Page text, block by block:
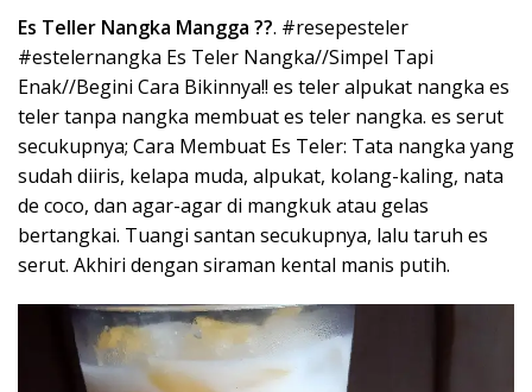
Es Teller Nangka Mangga ??. #resepesteler
#estelernangka Es Teler Nangka//Simpel Tapi
Enak//Begini Cara Bikinnya!! es teler alpukat nangka es
teler tanpa nangka membuat es teler nangka. es serut
secukupnya; Cara Membuat Es Teler: Tata nangka yang
sudah diiris, kelapa muda, alpukat, kolang-kaling, nata
de coco, dan agar-agar di mangkuk atau gelas
bertangkai. Tuangi santan secukupnya, lalu taruh es
serut. Akhiri dengan siraman kental manis putih.